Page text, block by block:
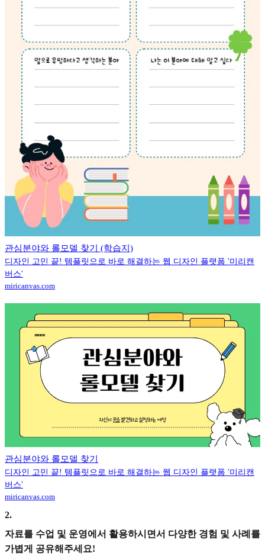
관심분야와 롤모델 찾기 (학습지)
디자인 고민 끝! 템플릿으로 바로 해결하는 웹 디자인 플랫폼 '미리캔
버스'
miricanvas.com
관심분야와 롤모델 찾기
디자인 고민 끝! 템플릿으로 바로 해결하는 웹 디자인 플랫폼 '미리캔
버스'
miricanvas.com
2.
자료를 수업 및 운영에서 활용하시면서 다양한 경험 및 사례를
가볍게 공유해주세요!